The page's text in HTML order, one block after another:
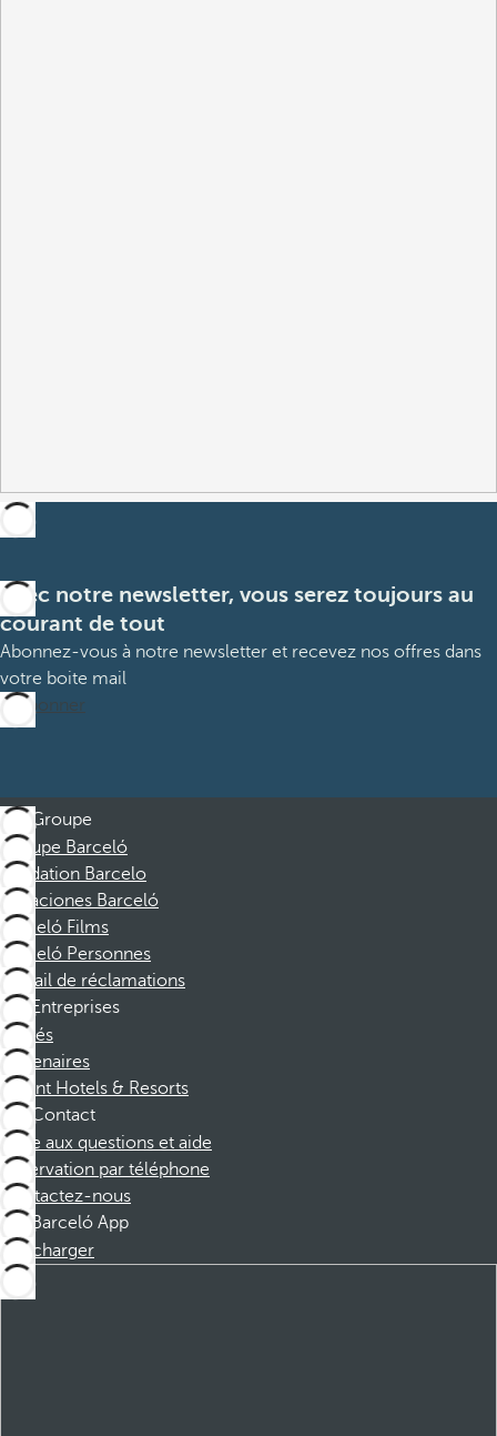
Avec notre newsletter, vous serez toujours au
courant de tout
Abonnez-vous à notre newsletter et recevez nos offres dans
votre boite mail
M’abonner
Groupe
Groupe Barceló
Fondation Barcelo
Vacaciones Barceló
Barceló Films
Barceló Personnes
Portail de réclamations
Entreprises
Affiliés
Partenaires
Dorint Hotels & Resorts
Contact
Foire aux questions et aide
Réservation par téléphone
Contactez-nous
Barceló App
Télécharger